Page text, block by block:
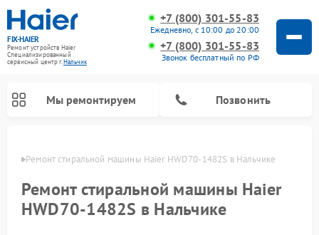
FIX-HAIER
Ремонт устройств Haier
Специализированный
cервисный центр г.Нальчик
+7 (800) 301-55-83
Ежедневно, с 10:00 до 20:00
+7 (800) 301-55-83
Звонок бесплатный по РФ
Мы ремонтируем Позвонить
Ремонт стиральной машины Haier HWD70-1482S в Нальчике
Ремонт стиральной машины Haier
HWD70-1482S в Нальчике